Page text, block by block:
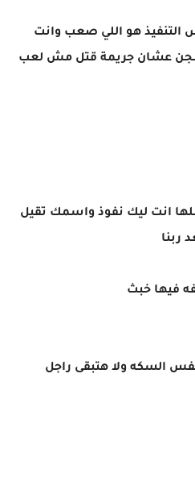
هو اللي صعب وانت
عشان جريمة قتل مش لعب
انت ليك نفوذ واسمك تقيل
ربنا
فيها خبث
السكه ولا هتبقى راجل